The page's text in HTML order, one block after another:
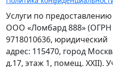
Услуги по
ООО «Ломбард 888» (ОГРН
9718010636, юридический
адрес: 115470, город
д.17, этаж 1, помещ. XXII).